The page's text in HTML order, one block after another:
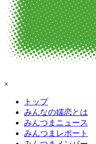
×
トップ
みんなの嬬恋とは
みんつまニュース
みんつまレポート